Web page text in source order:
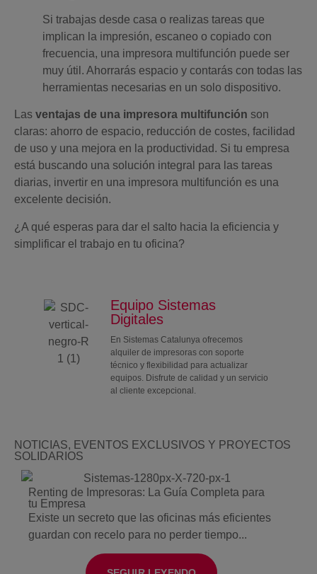
Si trabajas desde casa o realizas tareas que
implican la impresión, escaneo o copiado con
frecuencia, una impresora multifunción puede ser
muy útil. Ahorrarás espacio y contarás con todas las
herramientas necesarias en un solo dispositivo.
Las ventajas de una impresora multifunción son
claras: ahorro de espacio, reducción de costes, facilidad
de uso y una mejora en la productividad. Si tu empresa
está buscando una solución integral para las tareas
diarias, invertir en una impresora multifunción es una
excelente decisión.
¿A qué esperas para dar el salto hacia la eficiencia y
simplificar el trabajo en tu oficina?
Equipo Sistemas
Digitales
En Sistemas Catalunya ofrecemos
alquiler de impresoras con soporte
técnico y flexibilidad para actualizar
equipos. Disfrute de calidad y un servicio
al cliente excepcional.
NOTICIAS, EVENTOS EXCLUSIVOS Y PROYECTOS
SOLIDARIOS
Renting de Impresoras: La Guía Completa para
tu Empresa
Existe un secreto que las oficinas más eficientes
guardan con recelo para no perder tiempo...